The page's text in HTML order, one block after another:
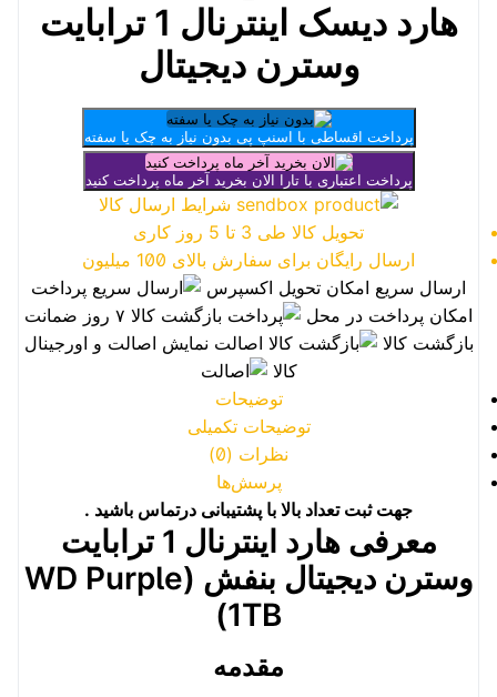
هارد دیسک اینترنال 1 ترابایت
وسترن دیجیتال
پرداخت اقساطی با اسنپ پی بدون نیاز به چک یا سفته
پرداخت اعتباری با تارا الان بخرید آخر ماه پرداخت کنید
شرایط ارسال کالا
تحویل کالا طی 3 تا 5 روز کاری
ارسال رایگان برای سفارش بالای 100 میلیون
ارسال سریع امکان تحویل اکسپرس
پرداخت
امکان پرداخت در محل
بازگشت کالا
۷ روز ضمانت
بازگشت کالا
اصالت نمایش اصالت و اورجینال
کالا
توضیحات
توضیحات تکمیلی
نظرات (0)
پرسش‌ها
جهت ثبت تعداد بالا با پشتیبانی درتماس باشید .
معرفی هارد اینترنال 1 ترابایت
وسترن دیجیتال بنفش (WD Purple
1TB)
مقدمه